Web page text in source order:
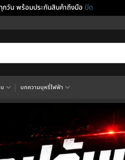
วัน พร้อมประกันสินค้าถึงมือ ปิด
บทความบุหรี่ไฟฟ้า